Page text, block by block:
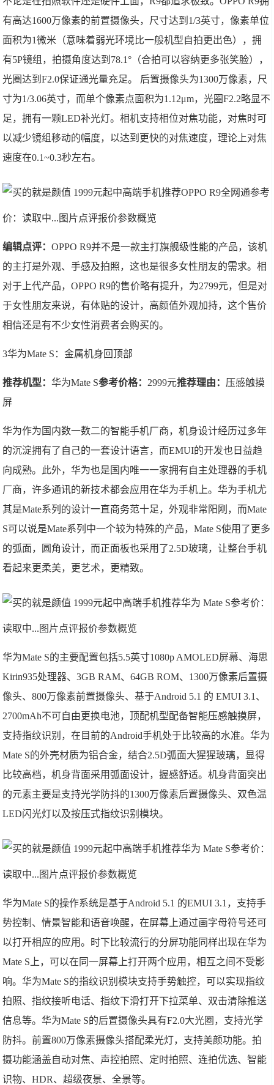
有高达1600万像素的前置摄像头，尺寸达到1/3英寸，像素单位
面积为1微米（意味着弱光环境比一般机型自拍更出色），拥
有5P镜组，拍摄角度达到78.1°（合拍可以容纳更多张笑脸），
光圈达到F2.0保证通光量充足。 后置摄像头为1300万像素，尺
寸为1/3.06英寸，而单个像素点面积为1.12μm，光圈F2.2略显不
足，拥有一颗LED补光灯。相机支持相位对焦功能，对焦时可
以减少镜组移动的幅度，以达到更快的对焦速度，理论上对焦
速度在0.1~0.3秒左右。
OPPO R9全网通参考
价：读取中...图片点评报价参数概览
编辑点评：OPPO R9并不是一款主打旗舰级性能的产品，该机
的主打是外观、手感及拍照，这也是很多女性朋友的需求。相
对于上代产品，OPPO R9的售价略有提升，为2799元，但是对
于女性朋友来说，有体贴的设计，高颜值外观加持，这个售价
相信还是有不少女性消费者会购买的。
3华为Mate S：金属机身回顶部
推荐机型：华为Mate S参考价格： 2999元推荐理由： 压感触摸
屏
华为作为国内数一数二的智能手机厂商，机身设计经历过多年
的沉淀拥有了自己的一套设计语言，而EMUI的开发也日益趋
向成熟。此外，华为也是国内唯一一家拥有自主处理器的手机
厂商，许多通讯的新技术都会应用在华为手机上。华为手机尤
其是Mate系列的设计一直商务范十足，外观非常阳刚，而Mate
S可以说是Mate系列中一个较为特殊的产品，Mate S使用了更多
的弧面，圆角设计，而正面板也采用了2.5D玻璃，让整台手机
看起来更柔美，更艺术，更精致。
华为 Mate S参考价：
读取中...图片点评报价参数概览
华为Mate S的主要配置包括5.5英寸1080p AMOLED屏幕、海思
Kirin935处理器、3GB RAM、64GB ROM、1300万像素后置摄
像头、800万像素前置摄像头、基于Android 5.1 的 EMUI 3.1、
2700mAh不可自由更换电池，顶配机型配备智能压感触摸屏，
支持指纹识别，在目前的Android手机处于比较高的水准。华为
Mate S的外壳材质为铝合金，结合2.5D弧面大猩猩玻璃，显得
比较高档，机身背面采用弧面设计，握感舒适。机身背面突出
的元素主要是支持光学防抖的1300万像素后置摄像头、双色温
LED闪光灯以及按压式指纹识别模块。
华为 Mate S参考价：
读取中...图片点评报价参数概览
华为Mate S的操作系统是基于Android 5.1 的EMUI 3.1，支持手
势控制、情景智能和语音唤醒，在屏幕上通过画字母符号还可
以打开相应的应用。时下比较流行的分屏功能同样出现在华为
Mate S上，可以在同一屏幕上打开两个应用，相互之间不受影
响。华为Mate S的指纹识别模块支持手势触控，可以实现指纹
拍照、指纹接听电话、指纹下滑打开下拉菜单、双击清除推送
信息等。华为Mate S的后置摄像头具有F2.0大光圈，支持光学
防抖。前置800万像素摄像头搭配柔光灯，支持美颜功能。拍
摄功能涵盖自动对焦、声控拍照、定时拍照、连拍优选、智能
识物、HDR、超级夜景、全景等。